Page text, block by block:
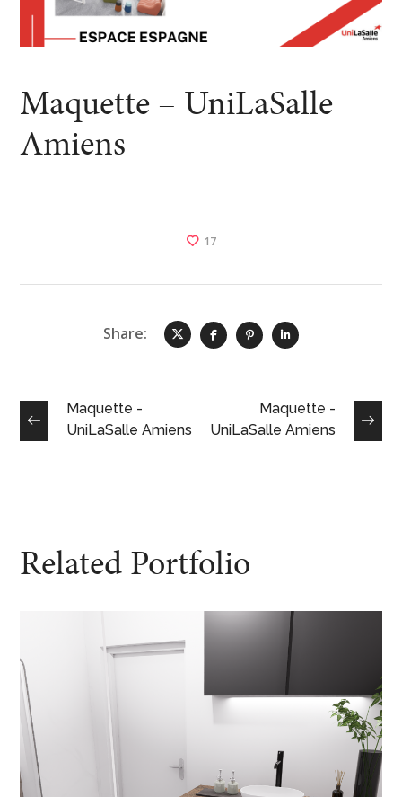
Maquette – UniLaSalle
Amiens
17
Share:
Maquette -
UniLaSalle Amiens
Maquette -
UniLaSalle Amiens
Related Portfolio
Bureaux FEELING